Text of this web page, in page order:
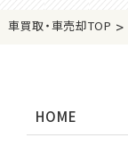
車買取・車売却TOP >
HOME